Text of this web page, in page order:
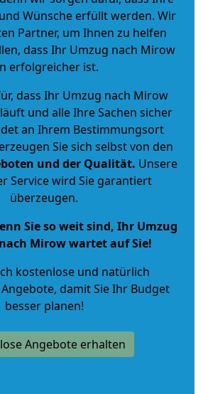
Wünsche erfüllt werden. Wir
Partner, um Ihnen zu helfen
dass Ihr Umzug nach Mirow
erfolgreicher ist.
dass Ihr Umzug nach Mirow
und alle Ihre Sachen sicher
an Ihrem Bestimmungsort
Sie sich selbst von den
und der Qualität. Unsere
Service wird Sie garantiert
überzeugen.
Sie so weit sind, Ihr Umzug
Mirow wartet auf Sie!
kostenlose und natürlich
, damit Sie Ihr Budget
besser planen!
Angebote erhalten